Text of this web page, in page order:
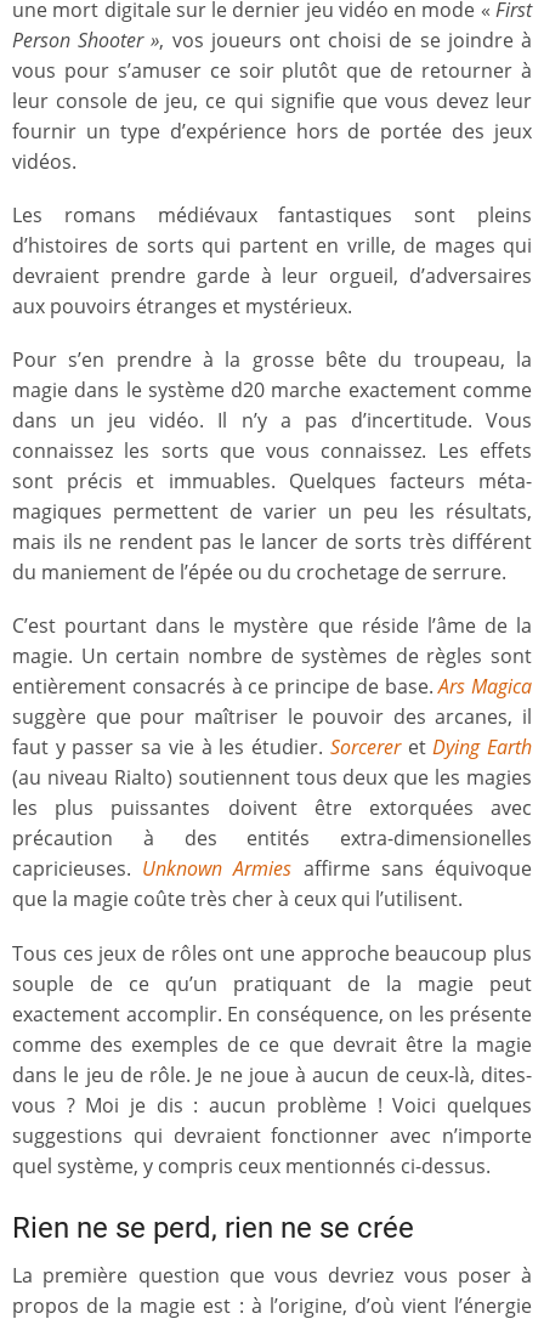
une mort digitale sur le dernier jeu vidéo en mode « First
Person Shooter », vos joueurs ont choisi de se joindre à
vous pour s’amuser ce soir plutôt que de retourner à
leur console de jeu, ce qui signifie que vous devez leur
fournir un type d’expérience hors de portée des jeux
vidéos.
Les romans médiévaux fantastiques sont pleins
d’histoires de sorts qui partent en vrille, de mages qui
devraient prendre garde à leur orgueil, d’adversaires
aux pouvoirs étranges et mystérieux.
Pour s’en prendre à la grosse bête du troupeau, la
magie dans le système d20 marche exactement comme
dans un jeu vidéo. Il n’y a pas d’incertitude. Vous
connaissez les sorts que vous connaissez. Les effets
sont précis et immuables. Quelques facteurs méta-
magiques permettent de varier un peu les résultats,
mais ils ne rendent pas le lancer de sorts très différent
du maniement de l’épée ou du crochetage de serrure.
C’est pourtant dans le mystère que réside l’âme de la
magie. Un certain nombre de systèmes de règles sont
entièrement consacrés à ce principe de base.Ars Magica
suggère que pour maîtriser le pouvoir des arcanes, il
faut y passer sa vie à les étudier. SorcereretDying Earth
(au niveau Rialto) soutiennent tous deux que les magies
les plus puissantes doivent être extorquées avec
précaution à des entités extra-dimensionelles
capricieuses. Unknown Armies affirme sans équivoque
que la magie coûte très cher à ceux qui l’utilisent.
Tous ces jeux de rôles ont une approche beaucoup plus
souple de ce qu’un pratiquant de la magie peut
exactement accomplir. En conséquence, on les présente
comme des exemples de ce que devrait être la magie
dans le jeu de rôle. Je ne joue à aucun de ceux-là, dites-
vous ? Moi je dis : aucun problème ! Voici quelques
suggestions qui devraient fonctionner avec n’importe
quel système, y compris ceux mentionnés ci-dessus.
Rien ne se perd, rien ne se crée
La première question que vous devriez vous poser à
propos de la magie est : à l’origine, d’où vient l’énergie